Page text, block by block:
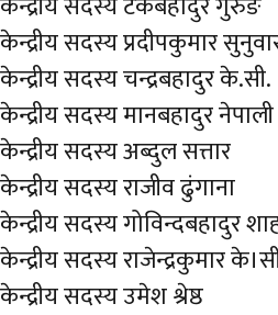
सदस्य प्रदीपकुमार
सदस्य चन्द्रबहादुर के.सी.
सदस्य मानबहादुर नेपाली
सदस्य अब्दुल सत्तार
सदस्य राजीव ढुंगाना
सदस्य गोविन्दबहादुर
सदस्य राजेन्द्रकुमार
सदस्य उमेश श्रेष्ठ